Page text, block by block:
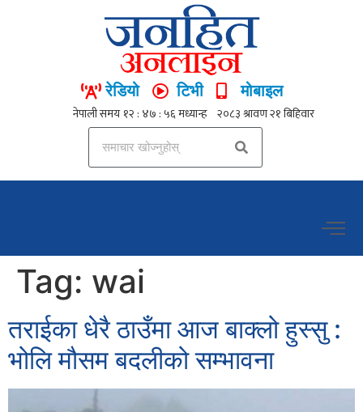
रेडियो टिभी मोबाइल
Tag: wai
तराईका धेरै ठाउँमा आज बाक्लो हुस्सु :
भोलि मौसम बदलीको सम्भावना